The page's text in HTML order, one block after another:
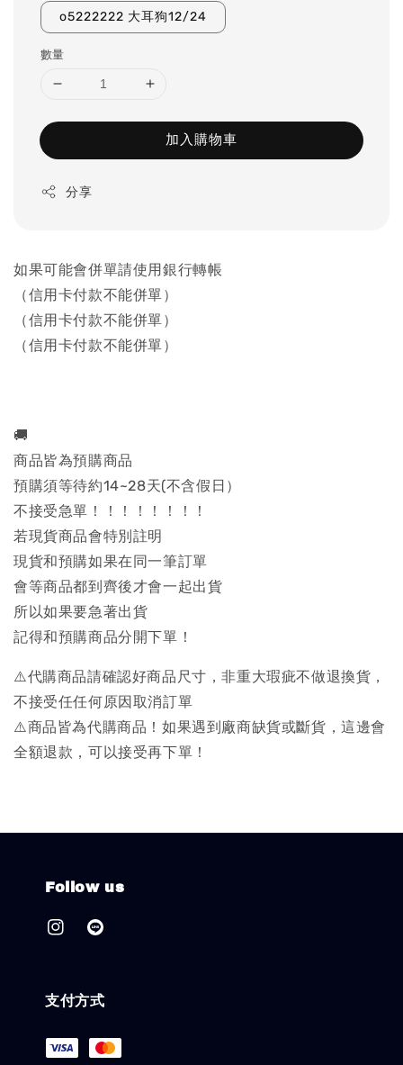
o5222222 大耳狗12/24
數量
加入購物車
分享
如果可能會併單請使用銀行轉帳
（信用卡付款不能併單）
（信用卡付款不能併單）
（信用卡付款不能併單）
🚚
商品皆為預購商品
預購須等待約14~28天(不含假日）
不接受急單！！！！！！！！
若現貨商品會特別註明
現貨和預購如果在同一筆訂單
會等商品都到齊後才會一起出貨
所以如果要急著出貨
記得和預購商品分開下單！
⚠️代購商品請確認好商品尺寸，非重大瑕疵不做退換貨，
不接受任任何原因取消訂單
⚠️商品皆為代購商品！如果遇到廠商缺貨或斷貨，這邊會
全額退款，可以接受再下單！
Follow us
支付方式